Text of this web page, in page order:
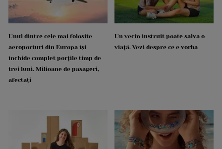
Unul dintre cele mai folosite
aeroporturi din Europa își
închide complet porțile timp de
trei luni. Milioane de pasageri,
afectați
Un vecin instruit poate salva o
viață. Vezi despre ce e vorba